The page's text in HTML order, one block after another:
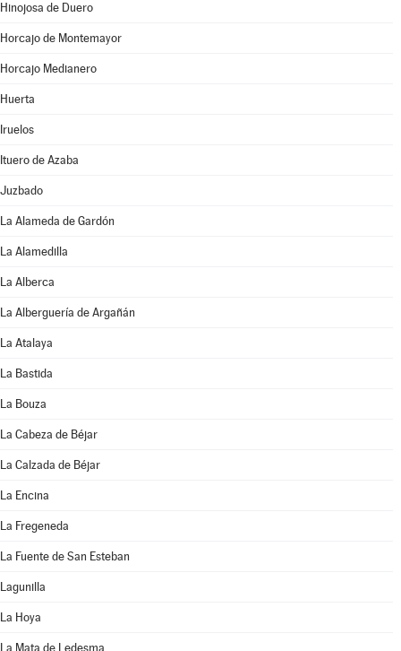
Hinojosa de Duero
Horcajo de Montemayor
Horcajo Medianero
Huerta
Iruelos
Ituero de Azaba
Juzbado
La Alameda de Gardón
La Alamedilla
La Alberca
La Alberguería de Argañán
La Atalaya
La Bastida
La Bouza
La Cabeza de Béjar
La Calzada de Béjar
La Encina
La Fregeneda
La Fuente de San Esteban
Lagunilla
La Hoya
La Mata de Ledesma